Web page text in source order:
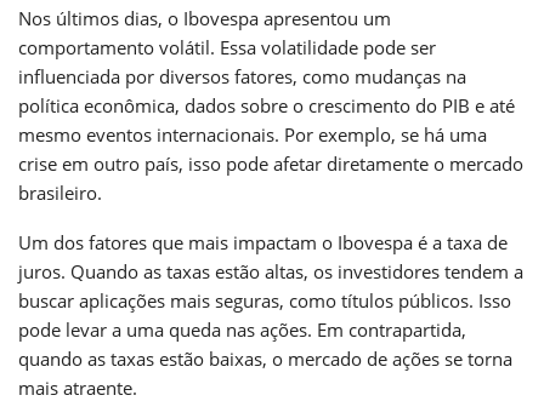
Nos últimos dias, o Ibovespa apresentou um
comportamento volátil. Essa volatilidade pode ser
influenciada por diversos fatores, como mudanças na
política econômica, dados sobre o crescimento do PIB e até
mesmo eventos internacionais. Por exemplo, se há uma
crise em outro país, isso pode afetar diretamente o mercado
brasileiro.
Um dos fatores que mais impactam o Ibovespa é a taxa de
juros. Quando as taxas estão altas, os investidores tendem a
buscar aplicações mais seguras, como títulos públicos. Isso
pode levar a uma queda nas ações. Em contrapartida,
quando as taxas estão baixas, o mercado de ações se torna
mais atraente.